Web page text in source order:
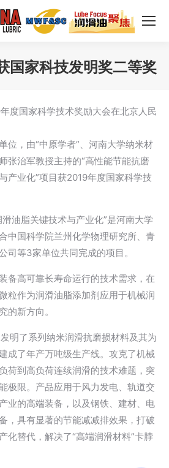
国家科技发明奖二等奖
度国家科学技术奖励大会在北京人民
位，由“中原学者”、河南大学纳米材
张治军教授主持的“高性能节能抗磨
产业化”项目获2019年度国家科学技
油脂关键技术与产业化”是河南大学
中国科学院兰州化学物理研究所、青
司等3家单位共同完成的项目。
备高可靠长寿命运行的技术需求，在
粒作为润滑油脂添加剂应用于机械润
的新方向。
明了系列纳米润滑抗磨损材料及其为
成了年产万吨级生产线。攻克了机械
荷到高负荷连续润滑的技术难题，突
极限。产品应用于风力发电、轨道交
业的高端装备，以及钢铁、建材、电
，具有显著的节能减减排效果，打破
化替代，解决了“高端润滑材料”卡脖